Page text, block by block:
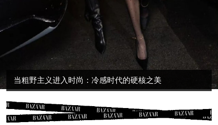
当粗野主义进入时尚：冷感时代的硬核之美